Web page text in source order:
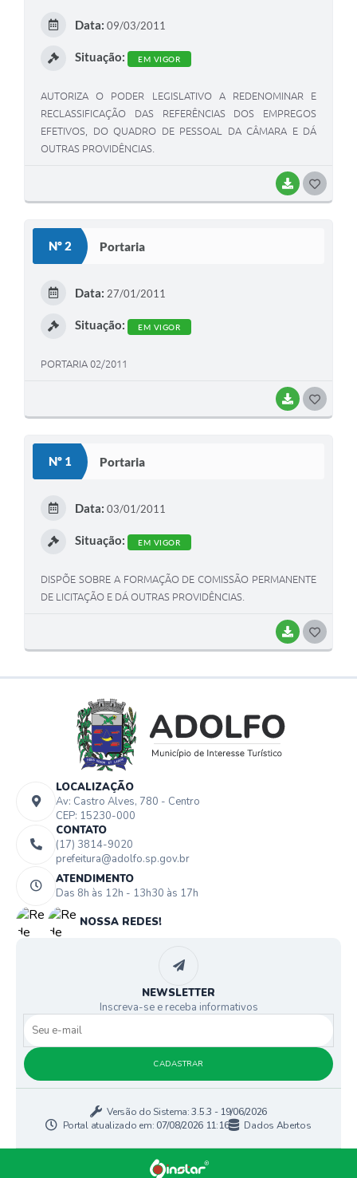
BAIXAR
Data: 09/03/2011
Situação: EM VIGOR
AUTORIZA O PODER LEGISLATIVO A REDENOMINAR E
RECLASSIFICAÇÃO DAS REFERÊNCIAS DOS EMPREGOS
EFETIVOS, DO QUADRO DE PESSOAL DA CÂMARA E DÁ
OUTRAS PROVIDÊNCIAS.
Nº 2 Portaria
BAIXAR
Data: 27/01/2011
Situação: EM VIGOR
PORTARIA 02/2011
Nº 1 Portaria
BAIXAR
S
Data: 03/01/2011
Situação: EM VIGOR
DISPÕE SOBRE A FORMAÇÃO DE COMISSÃO PERMANENTE
DE LICITAÇÃO E DÁ OUTRAS PROVIDÊNCIAS.
LOCALIZAÇÃO
Av: Castro Alves, 780 - Centro
CEP: 15230-000
CONTATO
(17) 3814-9020
prefeitura@adolfo.sp.gov.br
ATENDIMENTO
Das 8h às 12h - 13h30 às 17h
NOSSA REDES!
NEWSLETTER
Inscreva-se e receba informativos
CADASTRAR
Versão do Sistema:3.5.3 - 19/06/2026
Portal atualizado em: 07/08/2026 11:16 Dados Abertos